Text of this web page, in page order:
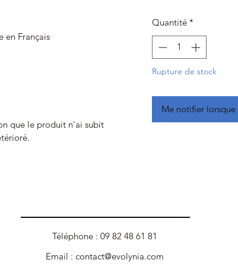
en Français
que le produit n'ai subit
Quantité *
Rupture de stock
Me notifier
Téléphone : 09 82 48 61 81
Email : contact@evolynia.com